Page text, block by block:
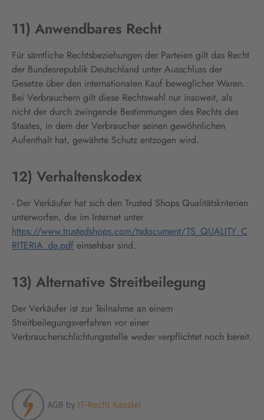
11) Anwendbares Recht
Für sämtliche Rechtsbeziehungen der Parteien gilt das Recht
der Bundesrepublik Deutschland unter Ausschluss der
Gesetze über den internationalen Kauf beweglicher Waren.
Bei Verbrauchern gilt diese Rechtswahl nur insoweit, als
nicht der durch zwingende Bestimmungen des Rechts des
Staates, in dem der Verbraucher seinen gewöhnlichen
Aufenthalt hat, gewährte Schutz entzogen wird.
12) Verhaltenskodex
- Der Verkäufer hat sich den Trusted Shops Qualitätskriterien
unterworfen, die im Internet unter
https://www.trustedshops.com/tsdocument/TS_QUALITY_C
RITERIA_de.pdf einsehbar sind.
13) Alternative Streitbeilegung
Der Verkäufer ist zur Teilnahme an einem
Streitbeilegungsverfahren vor einer
Verbraucherschlichtungsstelle weder verpflichtet noch bereit.